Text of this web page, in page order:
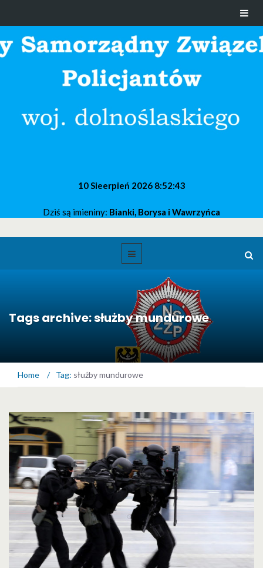
10 Sieerpień 2026 8:52:43
Dziś są imieniny: Bianki, Borysa i Wawrzyńca
Tags archive: służby mundurowe
Home / Tag: służby mundurowe